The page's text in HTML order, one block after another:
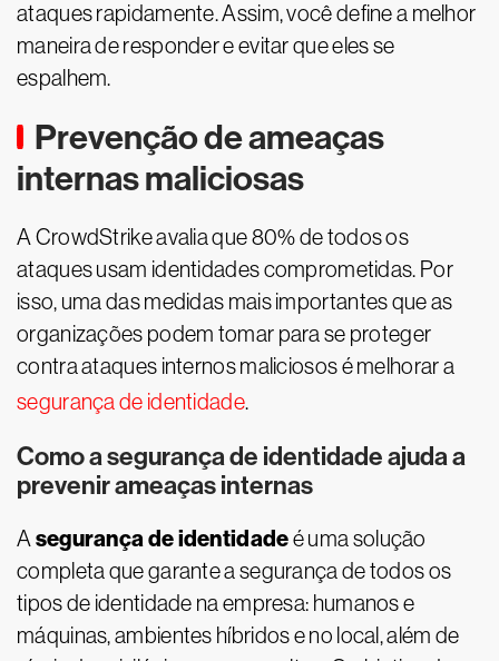
ataques rapidamente. Assim, você define a melhor
maneira de responder e evitar que eles se
espalhem.
Prevenção de ameaças
internas maliciosas
A CrowdStrike avalia que 80% de todos os
ataques usam identidades comprometidas. Por
isso, uma das medidas mais importantes que as
organizações podem tomar para se proteger
contra ataques internos maliciosos é melhorar a
segurança de identidade.
Como a segurança de identidade ajuda a
prevenir ameaças internas
A segurança de identidadeé uma solução
completa que garante a segurança de todos os
tipos de identidade na empresa: humanos e
máquinas, ambientes híbridos e no local, além de